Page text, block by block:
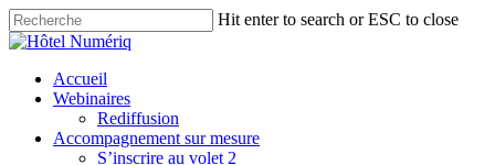
Skip
to
content
Hit enter to search or ESC to close
Close
Menu
Accueil
Webinaires
Rediffusion
Accompagnement sur mesure
S’inscrire au volet 2